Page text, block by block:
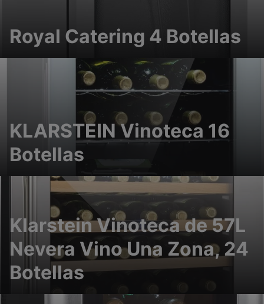
Royal Catering 4 Botellas
KLARSTEIN Vinoteca 16
Botellas
Klarstein Vinoteca de 57L
Nevera Vino Una Zona, 24
Botellas